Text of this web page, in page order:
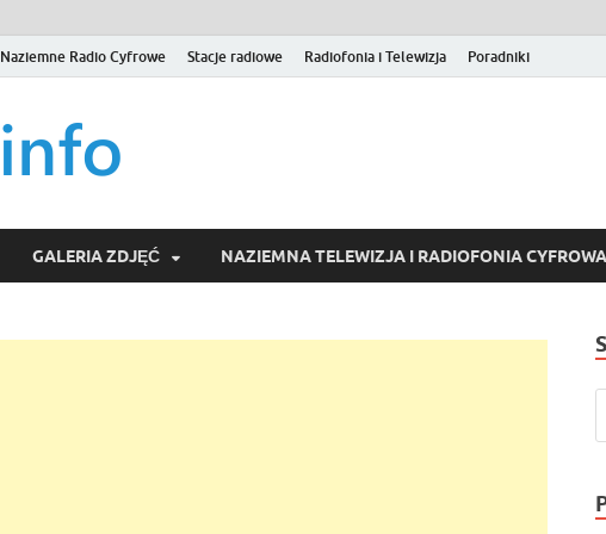
Naziemne Radio Cyfrowe Stacje radiowe Radiofonia i Telewizja Poradniki
Wideo online, VOD
GALERIA ZDJĘĆ NAZIEMNA TELEWIZJA I RADIOFONIA CYFROWA